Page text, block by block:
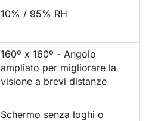
10% / 95% RH
160º x 160º - Angolo
ampliato per migliorare la
visione a brevi distanze
Schermo senza loghi o